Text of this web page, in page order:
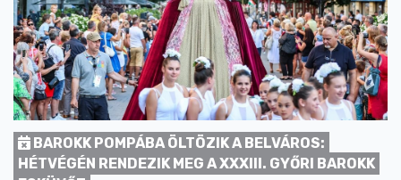
BAROKK POMPÁBA ÖLTÖZIK A BELVÁROS:
HÉTVÉGÉN RENDEZIK MEG A XXXIII. GYŐRI BAROKK